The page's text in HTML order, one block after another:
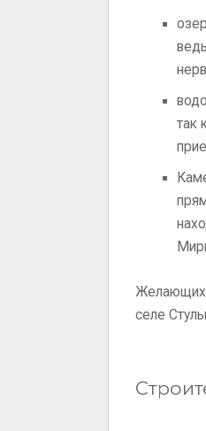
так
Желающих
селе